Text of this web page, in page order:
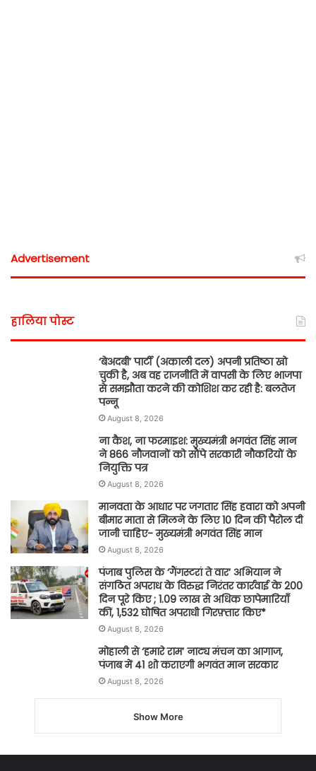
Advertisement
हालिया पोस्ट
‘बेअदबी’ पार्टी (अकाली दल) अपनी प्रतिष्ठा खो
चुकी है, अब वह राजनीति में वापसी के लिए भाजपा
से समझौता करने की कोशिश कर रही है: बलतेज
पन्नू
August 8, 2026
ना कैश, ना फरमाइश: मुख्यमंत्री भगवंत सिंह मान
ने 866 नौजवानों को सौंपे सरकारी नौकरियों के
नियुक्ति पत्र
August 8, 2026
मानवता के आधार पर जगतार सिंह हवारा को अपनी
बीमार माता से मिलने के लिए 10 दिन की पैरोल दी
जानी चाहिए- मुख्यमंत्री भगवंत सिंह मान
August 8, 2026
पंजाब पुलिस के ‘गैंगस्टरां ते वार’ अभियान ने
संगठित अपराध के विरुद्ध निरंतर कार्रवाई के 200
दिन पूरे किए ; 1.09 लाख से अधिक छापेमारियाँ
कीं, 1,532 घोषित अपराधी गिरफ़्तार किए*
August 8, 2026
मोहाली से ‘हमारे राम’ नाट्य मंचन का आगाज,
पंजाब में 41 शो कराएगी भगवंत मान सरकार
August 8, 2026
Show More